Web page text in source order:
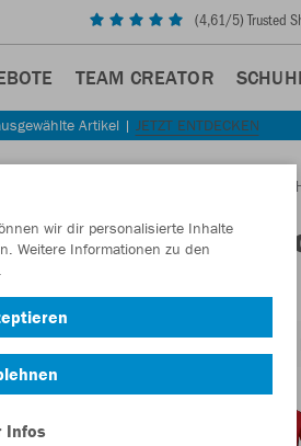
(4,61/5) Trusted
TEAM CREATOR
Artikel | JETZT ENTDECKEN
JAKO
Lust auf 30% Rabatt
wir dir personalisierte Inhalte
Weitere Informationen zu den
Infos